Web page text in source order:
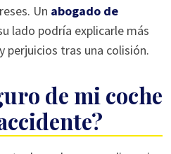
Un abogado de
lado podría explicarle más
perjuicios tras una colisión.
de mi coche